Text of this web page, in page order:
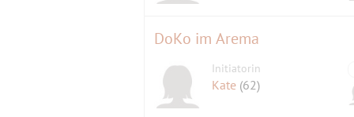
aus dem Humboldt Forum in Berlin.
Gemeinsam ein engagiertes
streiten oder gemeinsam laut
11:45 – 13:00 Uhr+
DoKo im Arema
Initiatorin
Kate (62)